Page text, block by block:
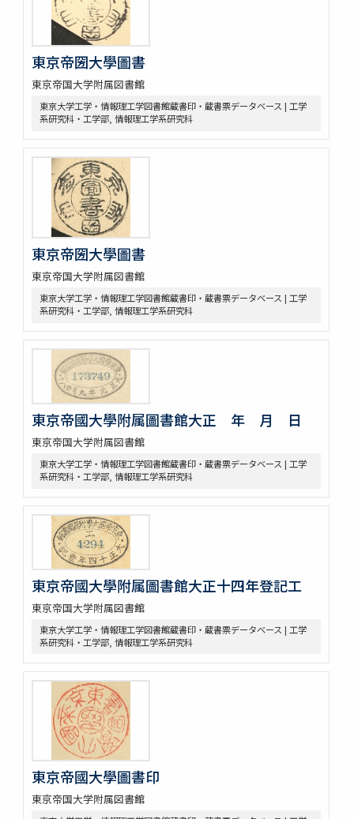
東京帝圀大學圖書
東京帝国大学附属図書館
東京大学工学・情報理工学図書館蔵書印・蔵書票データベース | 工学
系研究科・工学部, 情報理工学系研究科
東京帝圀大學圖書
東京帝国大学附属図書館
東京大学工学・情報理工学図書館蔵書印・蔵書票データベース | 工学
系研究科・工学部, 情報理工学系研究科
東京帝國大學附属圖書館大正 年 月 日
東京帝国大学附属図書館
東京大学工学・情報理工学図書館蔵書印・蔵書票データベース | 工学
系研究科・工学部, 情報理工学系研究科
東京帝國大學附属圖書館大正十四年登記工
東京帝国大学附属図書館
東京大学工学・情報理工学図書館蔵書印・蔵書票データベース | 工学
系研究科・工学部, 情報理工学系研究科
東京帝國大學圖書印
東京帝国大学附属図書館